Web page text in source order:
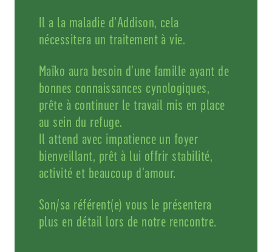
Il a la maladie d'Addison, cela
nécessitera un traitement à vie.
Maïko aura besoin d’une famille ayant de
bonnes connaissances cynologiques,
prête à continuer le travail mis en place
au sein du refuge.
Il attend avec impatience un foyer
bienveillant, prêt à lui offrir stabilité,
activité et beaucoup d’amour.
Son/sa référent(e) vous le présentera
plus en détail lors de notre rencontre.